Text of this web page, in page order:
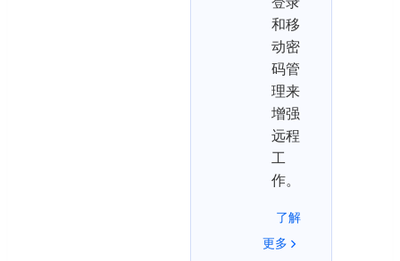
和移
动密
码管
理来
增强
远程
工
作。
了解
更多